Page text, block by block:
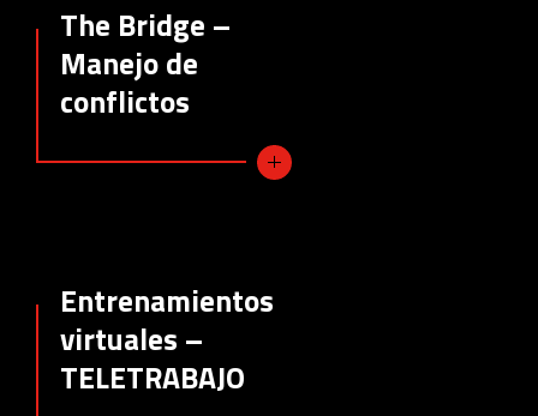
The Bridge –
Manejo de
conflictos
Entrenamientos
virtuales –
TELETRABAJO